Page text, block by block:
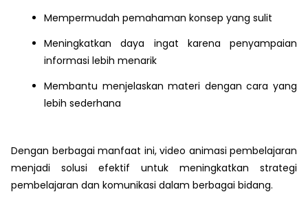
Mempermudah pemahaman konsep yang sulit
Meningkatkan daya ingat karena penyampaian
informasi lebih menarik
Membantu menjelaskan materi dengan cara yang
lebih sederhana
Dengan berbagai manfaat ini, video animasi pembelajaran
menjadi solusi efektif untuk meningkatkan strategi
pembelajaran dan komunikasi dalam berbagai bidang.